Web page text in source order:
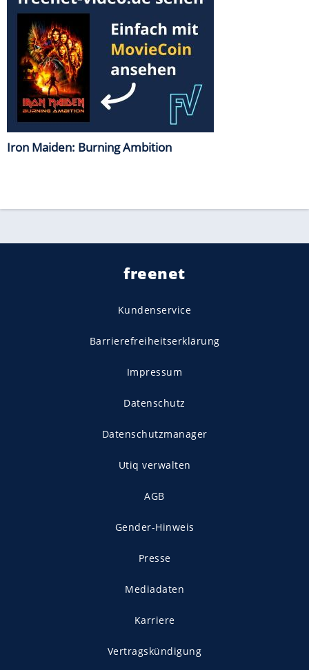
Iron Maiden: Burning Ambition
freenet
Kundenservice
Barrierefreiheitserklärung
Impressum
Datenschutz
Datenschutzmanager
Utiq verwalten
AGB
Gender-Hinweis
Presse
Mediadaten
Karriere
Vertragskündigung